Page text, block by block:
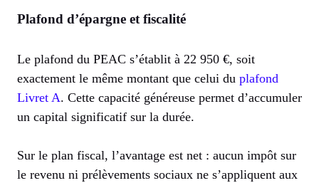
Plafond d’épargne et fiscalité
Le plafond du PEAC s’établit à 22 950 €, soit
exactement le même montant que celui du plafond
Livret A. Cette capacité généreuse permet d’accumuler
un capital significatif sur la durée.
Sur le plan fiscal, l’avantage est net : aucun impôt sur
le revenu ni prélèvements sociaux ne s’appliquent aux